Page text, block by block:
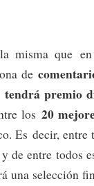
misma que en
de
premio
los 20
Es decir, entre
de entre todos
una selección